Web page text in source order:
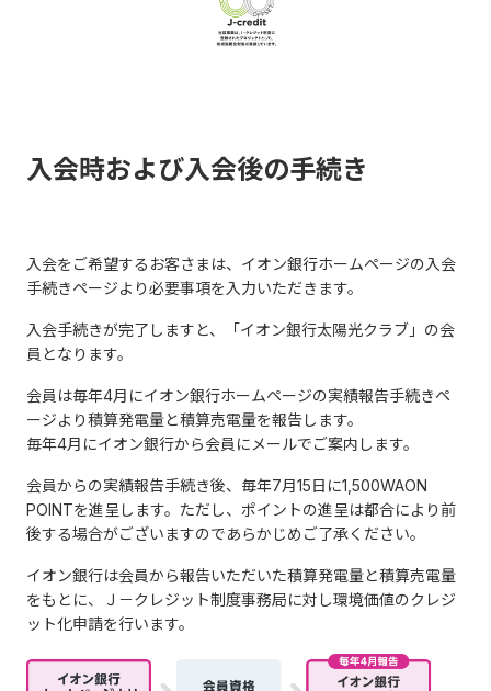
入会時および入会後の手続き
入会をご希望するお客さまは、イオン銀行ホームページの入会
手続きページより必要事項を入力いただきます。
入会手続きが完了しますと、「イオン銀行太陽光クラブ」の会
員となります。
会員は毎年4月にイオン銀行ホームページの実績報告手続きペ
ージより積算発電量と積算売電量を報告します。
毎年4月にイオン銀行から会員にメールでご案内します。
会員からの実績報告手続き後、毎年7月15日に1,500WAON
POINTを進呈します。ただし、ポイントの進呈は都合により前
後する場合がございますのであらかじめご了承ください。
イオン銀行は会員から報告いただいた積算発電量と積算売電量
をもとに、Ｊ－クレジット制度事務局に対し環境価値のクレジ
ット化申請を行います。